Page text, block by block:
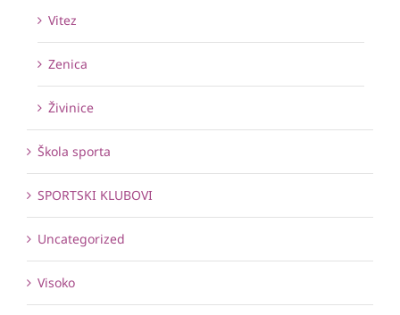
Vitez
Zenica
Živinice
Škola sporta
SPORTSKI KLUBOVI
Uncategorized
Visoko